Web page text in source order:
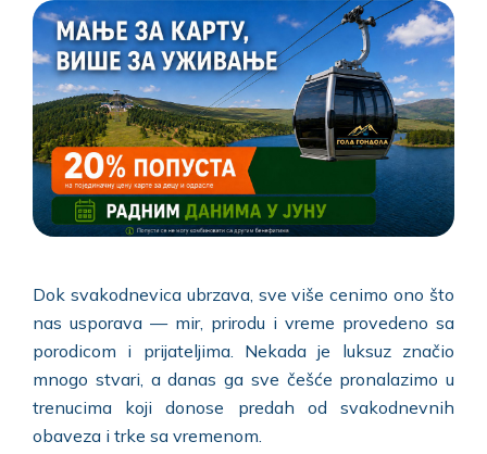
Dok svakodnevica ubrzava, sve više cenimo ono što
nas usporava — mir, prirodu i vreme provedeno sa
porodicom i prijateljima. Nekada je luksuz značio
mnogo stvari, a danas ga sve češće pronalazimo u
trenucima koji donose predah od svakodnevnih
obaveza i trke sa vremenom.